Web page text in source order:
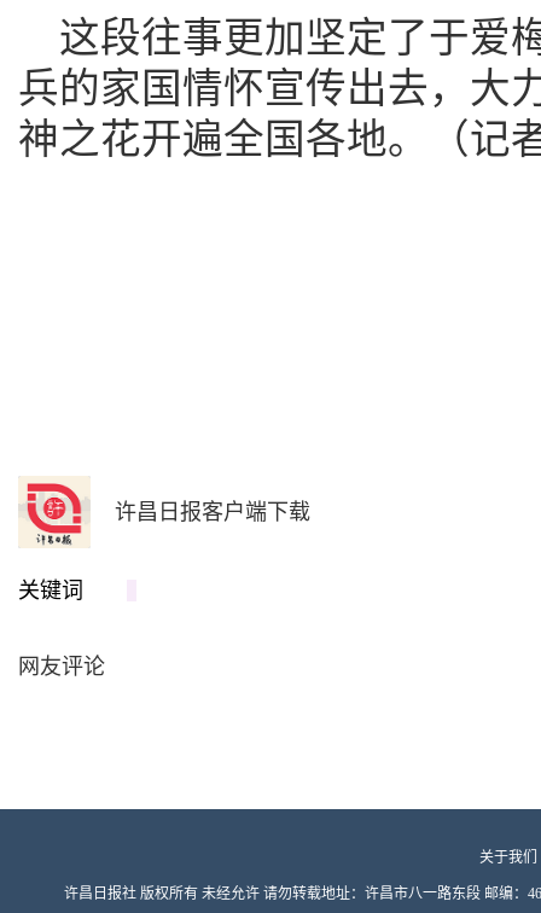
这段往事更加坚定了于爱
兵的家国情怀宣传出去，大
神之花开遍全国各地。（记
许昌日报客户端下载
关键词
网友评论
关于我们
许昌日报社 版权所有 未经允许 请勿转载地址：许昌市八一路东段 邮编：